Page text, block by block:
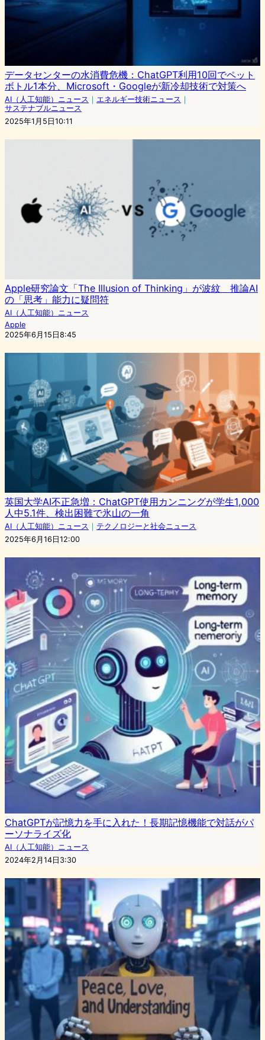
データセンターの水消費危機：ChatGPT利用10回でペット
ボトル1本分、Microsoft・Googleが新冷却技術で対策へ
AI（人工知能）ニュース ｜ エネルギー技術ニュース ｜
サステナブルニュース
2025年1月5日10:11
Apple研究論文「The Illusion of Thinking」が波紋 推論AI
の「思考」能力に疑問符
AI（人工知能）ニュース
Apple
2025年6月15日8:45
英国大学AI不正急増：ChatGPT使用カンニングが学生1,000
人中5.1件、検出困難で氷山の一角
AI（人工知能）ニュース ｜ テクノロジーと社会ニュース
2025年6月16日12:00
ChatGPTが記憶力を手に入れた！長期記憶機能で対話がパ
ーソナライズ化
AI（人工知能）ニュース
2024年2月14日3:30